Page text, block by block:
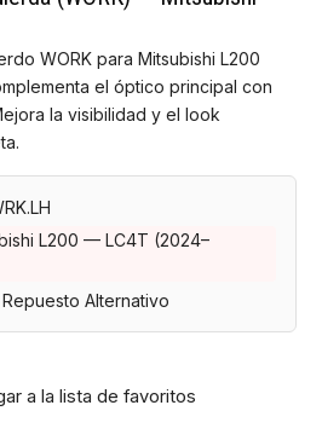
WORK para Mitsubishi L200
el óptico principal con
la visibilidad y el look
L200 — LC4T (2024–
Repuesto Alternativo
a la lista de favoritos